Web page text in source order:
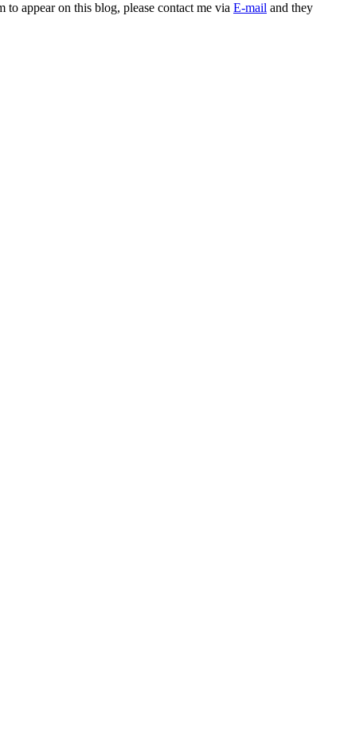
appear on this blog, please contact me via E-mail and they